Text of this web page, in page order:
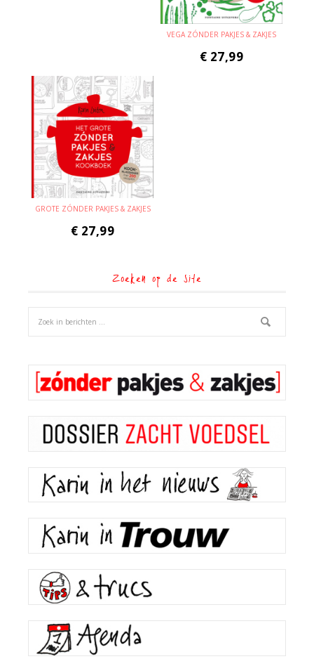
VEGA ZÓNDER PAKJES & ZAKJES
€ 27,99
GROTE ZÓNDER PAKJES & ZAKJES
€ 27,99
Zoeken op de site